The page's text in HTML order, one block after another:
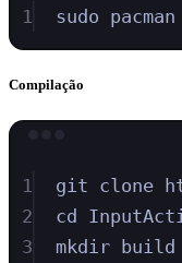
1 sudo pacman
Compilação
1 git clone
2
cd
3
mkdir
build